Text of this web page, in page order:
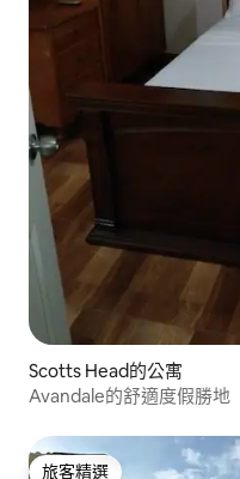
Scotts Head的公寓
Avandale的舒適度假勝地
旅客精選